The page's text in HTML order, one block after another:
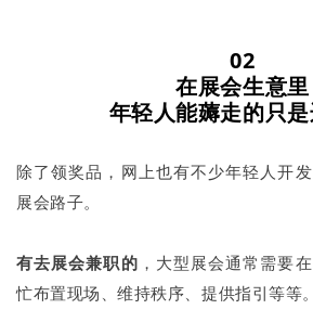
02
在展会生意里
年轻人能薅走的只
除了领奖品，网上也有不少年轻人开
展会路子。
有去展会兼职的 ，大型展会通常需要
忙布置现场、维持秩序、提供指引等等。